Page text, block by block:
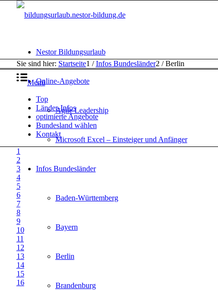
Nestor Bildungsurlaub
Online-Angebote
Agile Leadership
Microsoft Excel – Einsteiger und Anfänger
Infos Bundesländer
Baden-Württemberg
Bayern
Berlin
Brandenburg
Sie sind hier: Startseite1 / Infos Bundesländer2 / Berlin
Menü
Top
Länder-Infos
optimierte Angebote
Bundesland wählen
Kontakt
1
2
3
4
5
6
7
8
9
10
11
12
13
14
15
16